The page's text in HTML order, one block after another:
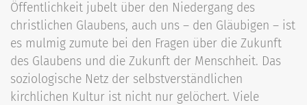
Öffentlichkeit jubelt über den Niedergang des
christlichen Glaubens, auch uns – den Gläubigen – ist
es mulmig zumute bei den Fragen über die Zukunft
des Glaubens und die Zukunft der Menschheit. Das
soziologische Netz der selbstverständlichen
kirchlichen Kultur ist nicht nur gelöchert. Viele